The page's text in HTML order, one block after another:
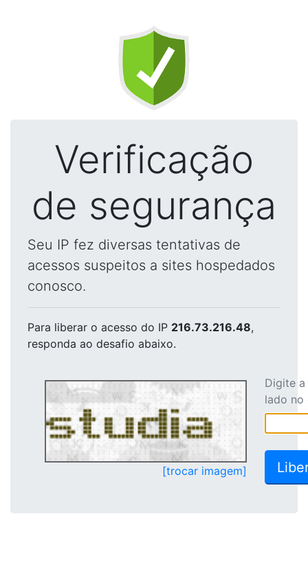
Verificação
de segurança
Seu IP fez diversas tentativas de
acessos suspeitos a sites hospedados
conosco.
Para liberar o acesso do IP 216.73.216.48,
responda ao desafio abaixo.
[trocar imagem]
Digite
lado no